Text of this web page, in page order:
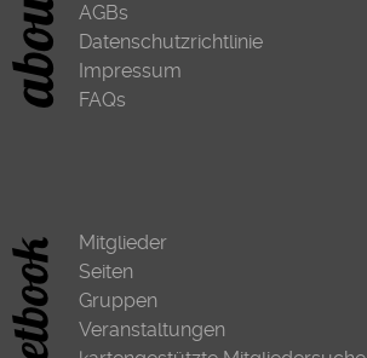
AGBs
Datenschutzrichtlinie
Impressum
FAQs
Mitglieder
Seiten
Gruppen
Veranstaltungen